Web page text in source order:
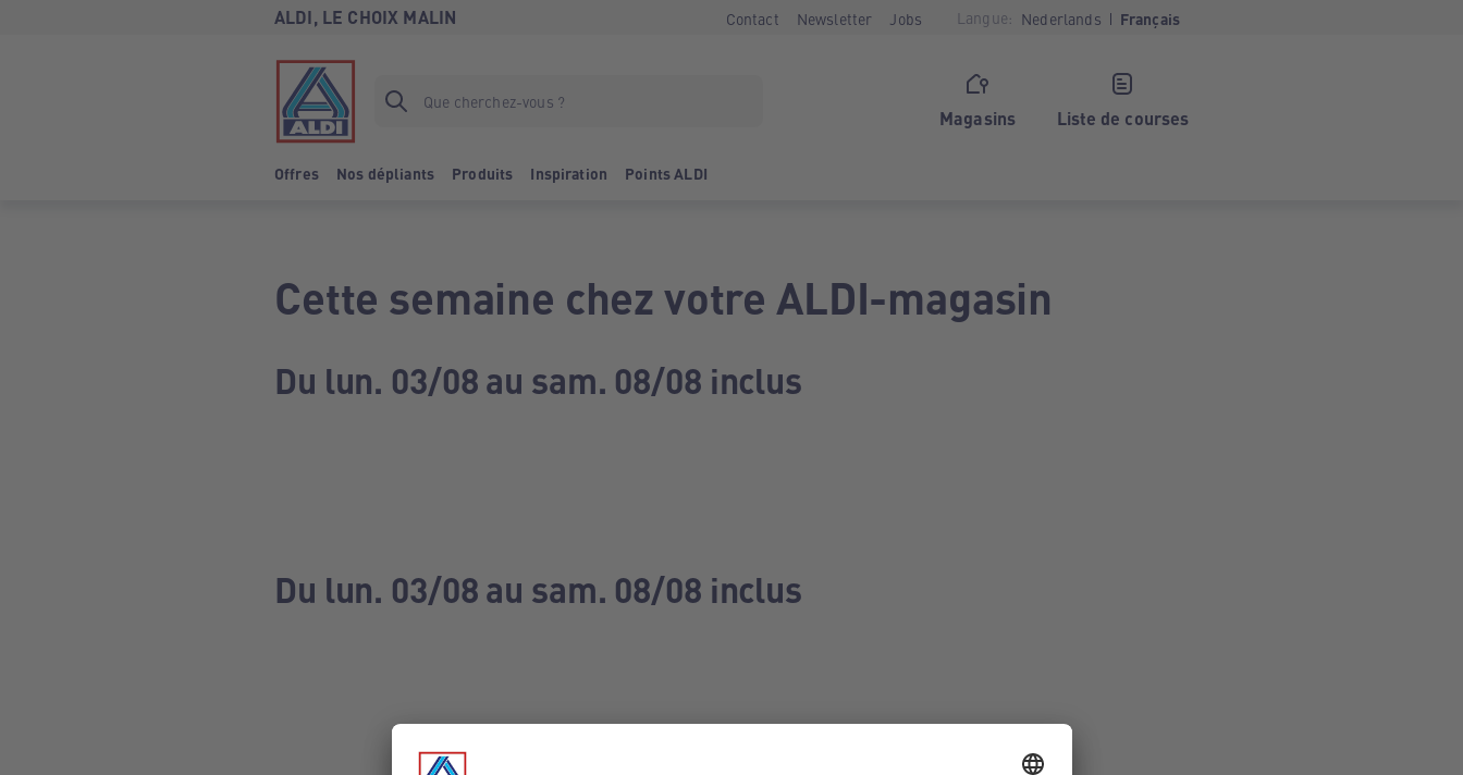
ALDI, LE CHOIX MALIN Contact Newsletter Jobs Langue: Nederlands Français
Magasins Liste de courses
Offres Nos dépliants Produits Inspiration Points ALDI
Cette semaine chez votre ALDI-magasin
Du lun. 03/08 au sam. 08/08 inclus
Du lun. 03/08 au sam. 08/08 inclus